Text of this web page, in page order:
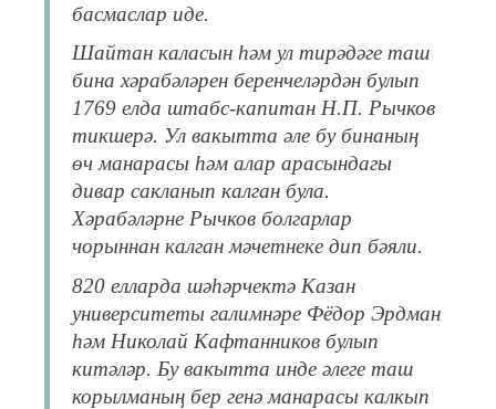
басмаслар иде.
Шайтан каласын һәм ул тирәдәге таш
бина хәрабәләрен беренчеләрдән булып
1769 елда штабс-капитан Н.П. Рычков
тикшерә. Ул вакытта әле бу бинаның
өч манарасы һәм алар арасындагы
дивар сакланып калган була.
Хәрабәләрне Рычков болгарлар
чорыннан калган мәчетнеке дип бәяли.
820 елларда шәһәрчектә Казан
университеты галимнәре Фёдор Эрдман
һәм Николай Кафтанников булып
китәләр. Бу вакытта инде әлеге таш
корылманың бер генә манарасы калкып